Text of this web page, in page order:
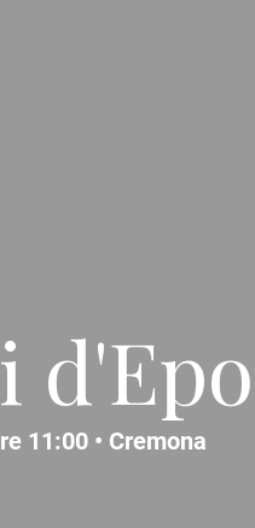
11:00 • Cremona